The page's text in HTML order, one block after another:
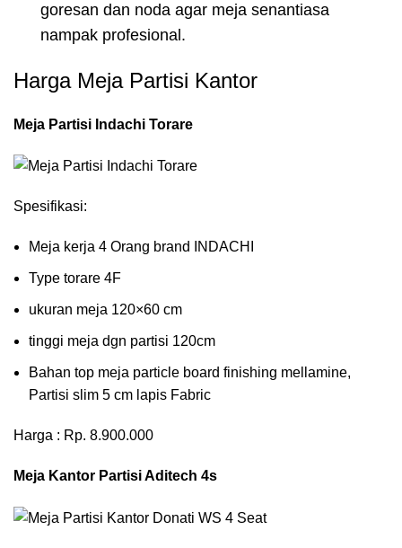
goresan dan noda agar meja senantiasa
nampak profesional.
Harga Meja Partisi Kantor
Meja Partisi Indachi Torare
Spesifikasi:
Meja kerja 4 Orang brand INDACHI
Type torare 4F
ukuran meja 120×60 cm
tinggi meja dgn partisi 120cm
Bahan top meja particle board finishing mellamine,
Partisi slim 5 cm lapis Fabric
Harga : Rp. 8.900.000
Meja Kantor Partisi Aditech 4s